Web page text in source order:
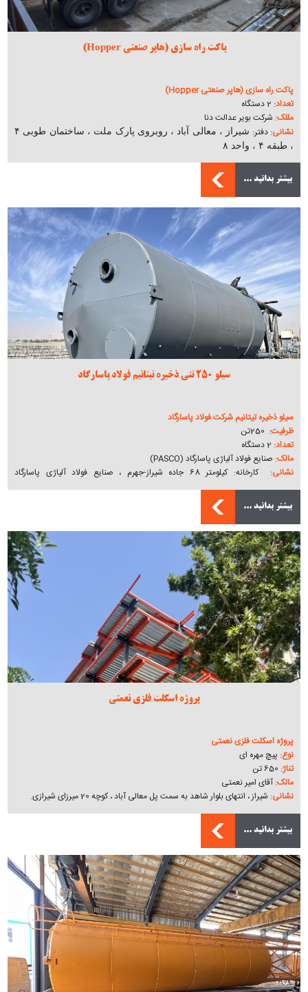
پاکت راه سازی (هاپر صنعتی Hopper)
پاکت راه سازی (هاپر صنعتی Hopper)
تعداد:
مللک: شرکت بویر عدالت دنا
نشانی:دفتر:
شیراز ، معالی‌ آباد ، روبروی پارک ملت ، ساختمان طوبی ۴
، طبقه ۴ ، واحد ۸
خشک
بیشتر بدانید ...
سیلو 250 تنی ذخیره تیتانیم فولاد پاسارگاد
سیلو ذخیره تیتانیم شرکت فولاد پاسارگاد
ظرفیت: 250تن
تعداد: 2 دستگاه
مالک: صنایع فولاد آلیاژی پاسارگاد (PASCO)
نشانی:
کارخانه: کیلومتر 68 جاده شیراز-جهرم ، صنایع فولاد آلیاژی پاسارگاد
07137192000
ساختمان پاسارگاد
بیشتر بدانید ...
پروژه اسکلت فلزی نعمتی
پروژه اسکلت فلزی نعمتی
نوع: پیچ مهره ای
تناژ: 650 تن
مالک:آقای امیر نعمتی
نشانی: شیراز ، انتهای بلوار شاهد به سمت پل معالی آباد ، کوچه 20 میرزای شیرازی.
بیشتر بدانید ...